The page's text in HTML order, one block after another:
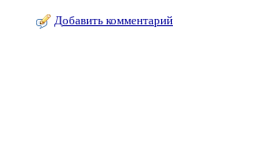
Добавить комментарий